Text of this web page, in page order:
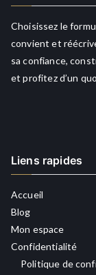
Choisissez le
convient et
sa confiance,
et profitez d’un
Liens rapides
Accueil
Blog
Mon espace
Confidentialité
Politique de